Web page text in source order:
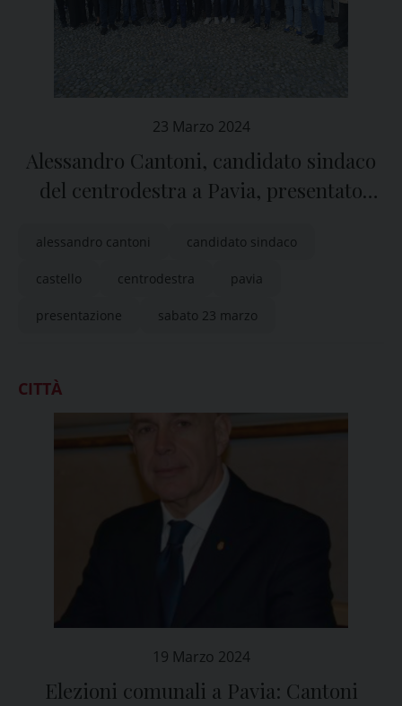
23 Marzo 2024
Alessandro Cantoni, candidato sindaco
del centrodestra a Pavia, presentato
alessandro cantoni candidato sindaco
castello centrodestra pavia
presentazione sabato 23 marzo
CITTÀ
19 Marzo 2024
Elezioni comunali a Pavia: Cantoni